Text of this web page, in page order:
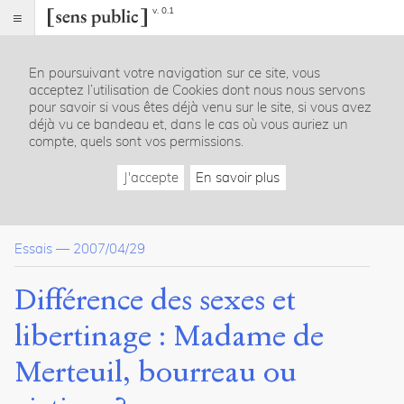
v. 0.1
Index
Article
Dossier(s)
Tolérance et Différence
Citer /
Partager
/
Exporter
Turekova,
En poursuivant votre navigation sur ce site, vous
acceptez l’utilisation de Cookies dont nous nous servons
pour savoir si vous êtes déjà venu sur le site, si vous avez
déjà vu ce bandeau et, dans le cas où vous auriez un
compte, quels sont vos permissions.
J'accepte En savoir plus
Essais — 2007/04/29
Différence des sexes et
libertinage : Madame de
Merteuil, bourreau ou